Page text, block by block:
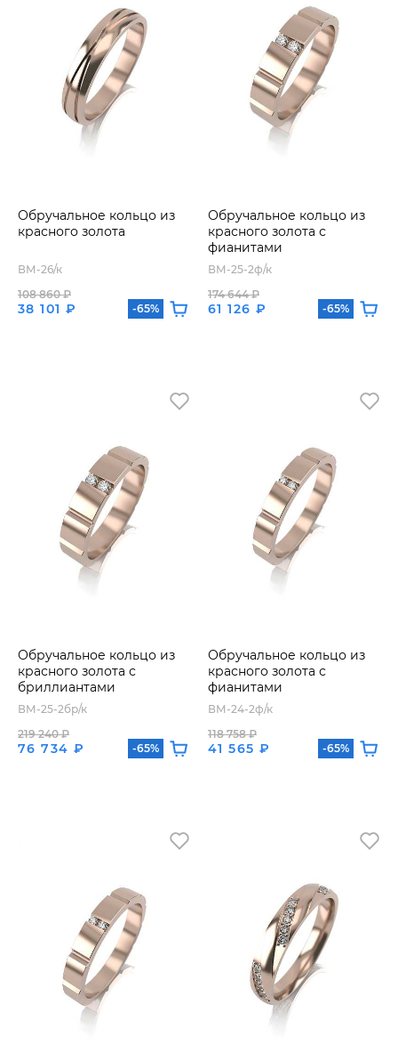
Обручальное кольцо из
красного золота
ВМ-26/к
38 101 ₽
108 860 ₽
-65%
Обручальное кольцо из
красного золота с
фианитами
ВМ-25-2ф/к
61 126 ₽
174 644 ₽
-65%
Обручальное кольцо из
красного золота с
бриллиантами
ВМ-25-2бр/к
76 734 ₽
219 240 ₽
-65%
Обручальное кольцо из
красного золота с
фианитами
ВМ-24-2ф/к
41 565 ₽
118 758 ₽
-65%